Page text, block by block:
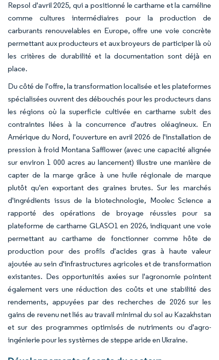
Repsol d'avril 2025, qui a positionné le carthame et la caméline
comme cultures intermédiaires pour la production de
carburants renouvelables en Europe, offre une voie concrète
permettant aux producteurs et aux broyeurs de participer là où
les critères de durabilité et la documentation sont déjà en
place.
Du côté de l'offre, la transformation localisée et les plateformes
spécialisées ouvrent des débouchés pour les producteurs dans
les régions où la superficie cultivée en carthame subit des
contraintes liées à la concurrence d'autres oléagineux. En
Amérique du Nord, l'ouverture en avril 2026 de l'installation de
pression à froid Montana Safflower (avec une capacité alignée
sur environ 1 000 acres au lancement) illustre une manière de
capter de la marge grâce à une huile régionale de marque
plutôt qu'en exportant des graines brutes. Sur les marchés
d'ingrédients issus de la biotechnologie, Moolec Science a
rapporté des opérations de broyage réussies pour sa
plateforme de carthame GLASO1 en 2026, indiquant une voie
permettant au carthame de fonctionner comme hôte de
production pour des profils d'acides gras à haute valeur
ajoutée au sein d'infrastructures agricoles et de transformation
existantes. Des opportunités axées sur l'agronomie pointent
également vers une réduction des coûts et une stabilité des
rendements, appuyées par des recherches de 2026 sur les
gains de revenu net liés au travail minimal du sol au Kazakhstan
et sur des programmes optimisés de nutriments ou d'agro-
ingénierie pour les systèmes de steppe aride en Ukraine.